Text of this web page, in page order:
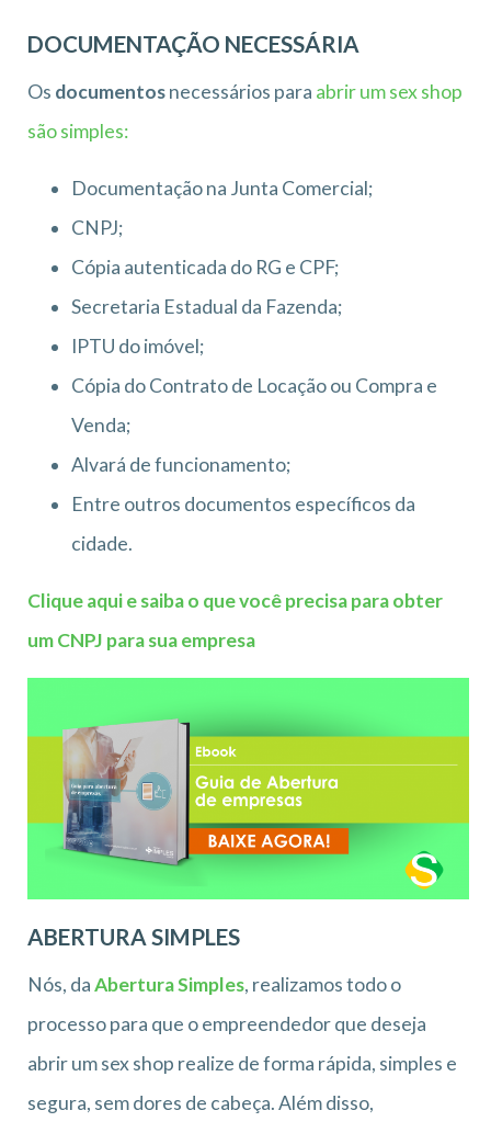
DOCUMENTAÇÃO NECESSÁRIA
Os documentosnecessários para abrir um sex shop
são simples:
Documentação na Junta Comercial;
CNPJ;
Cópia autenticada do RG e CPF;
Secretaria Estadual da Fazenda;
IPTU do imóvel;
Cópia do Contrato de Locação ou Compra e
Venda;
Alvará de funcionamento;
Entre outros documentos específicos da
cidade.
Clique aqui e saiba o que você precisa para obter
um CNPJ para sua empresa
ABERTURA SIMPLES
Nós, daAbertura Simples, realizamos todo o
processo para que o empreendedor que deseja
abrir um sex shop realize de forma rápida, simples e
segura, sem dores de cabeça. Além disso,